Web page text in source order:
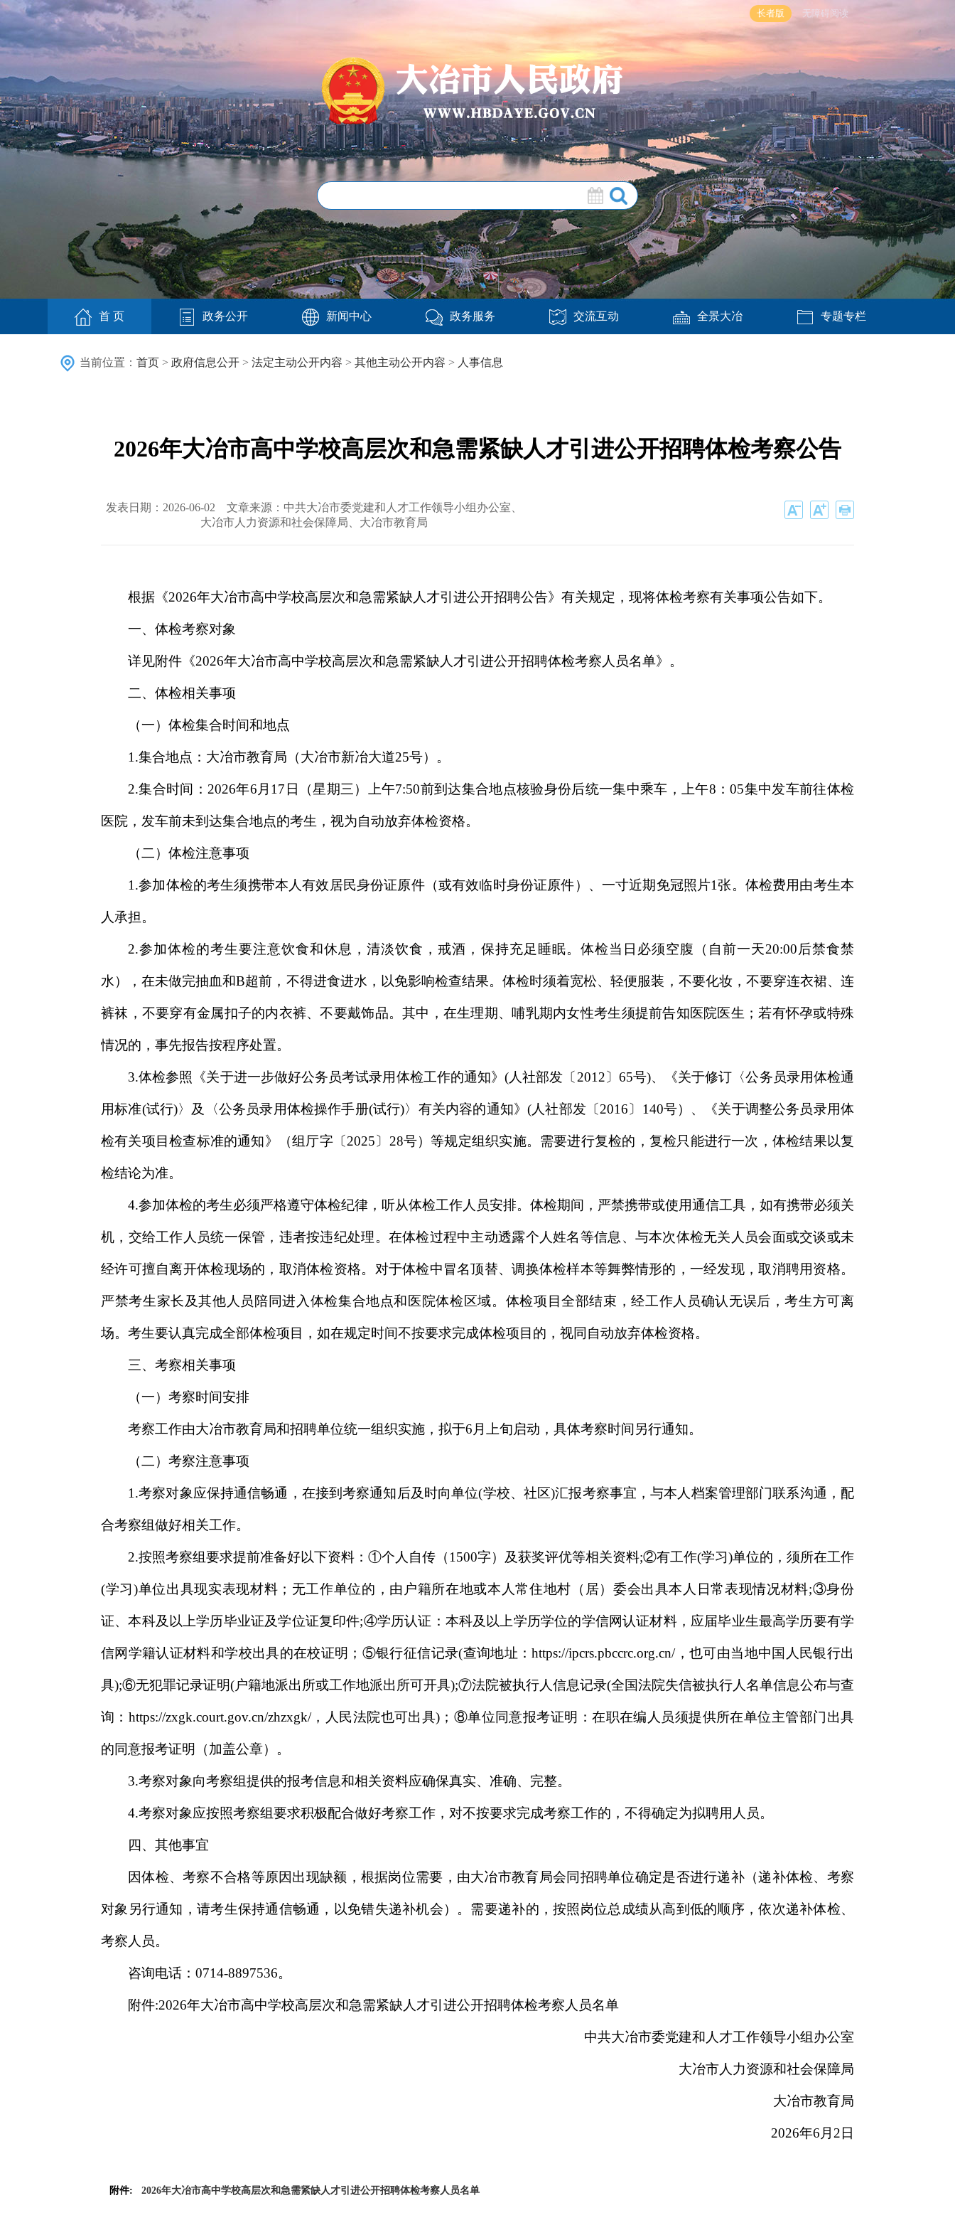
长者版 无障碍阅读
首 页 政务公开 新闻中心 政务服务 交流互动 全景大冶 专题专栏
当前位置： 首页 > 政府信息公开 > 法定主动公开内容 > 其他主动公开内容 > 人事信息
2026年大冶市高中学校高层次和急需紧缺人才引进公开招聘体检考察公告
发表日期：2026-06-02 文章来源：中共大冶市委党建和人才工作领导小组办公室、
大冶市人力资源和社会保障局、大冶市教育局
根据《2026年大冶市高中学校高层次和急需紧缺人才引进公开招聘公告》有关规定，现将体检考察有关事项公告如下。
一、体检考察对象
详见附件《2026年大冶市高中学校高层次和急需紧缺人才引进公开招聘体检考察人员名单》。
二、体检相关事项
（一）体检集合时间和地点
1.集合地点：大冶市教育局（大冶市新冶大道25号）。
2.集合时间：2026年6月17日（星期三）上午7:50前到达集合地点核验身份后统一集中乘车，上午8：05集中发车前往体检
医院，发车前未到达集合地点的考生，视为自动放弃体检资格。
（二）体检注意事项
1.参加体检的考生须携带本人有效居民身份证原件（或有效临时身份证原件）、一寸近期免冠照片1张。体检费用由考生本
人承担。
2.参加体检的考生要注意饮食和休息，清淡饮食，戒酒，保持充足睡眠。体检当日必须空腹（自前一天20:00后禁食禁
水），在未做完抽血和B超前，不得进食进水，以免影响检查结果。体检时须着宽松、轻便服装，不要化妆，不要穿连衣裙、连
裤袜，不要穿有金属扣子的内衣裤、不要戴饰品。其中，在生理期、哺乳期内女性考生须提前告知医院医生；若有怀孕或特殊
情况的，事先报告按程序处置。
3.体检参照《关于进一步做好公务员考试录用体检工作的通知》(人社部发〔2012〕65号)、《关于修订〈公务员录用体检通
用标准(试行)〉及〈公务员录用体检操作手册(试行)〉有关内容的通知》(人社部发〔2016〕140号）、《关于调整公务员录用体
检有关项目检查标准的通知》（组厅字〔2025〕28号）等规定组织实施。需要进行复检的，复检只能进行一次，体检结果以复
检结论为准。
4.参加体检的考生必须严格遵守体检纪律，听从体检工作人员安排。体检期间，严禁携带或使用通信工具，如有携带必须关
机，交给工作人员统一保管，违者按违纪处理。在体检过程中主动透露个人姓名等信息、与本次体检无关人员会面或交谈或未
经许可擅自离开体检现场的，取消体检资格。对于体检中冒名顶替、调换体检样本等舞弊情形的，一经发现，取消聘用资格。
严禁考生家长及其他人员陪同进入体检集合地点和医院体检区域。体检项目全部结束，经工作人员确认无误后，考生方可离
场。考生要认真完成全部体检项目，如在规定时间不按要求完成体检项目的，视同自动放弃体检资格。
三、考察相关事项
（一）考察时间安排
考察工作由大冶市教育局和招聘单位统一组织实施，拟于6月上旬启动，具体考察时间另行通知。
（二）考察注意事项
1.考察对象应保持通信畅通，在接到考察通知后及时向单位(学校、社区)汇报考察事宜，与本人档案管理部门联系沟通，配
合考察组做好相关工作。
2.按照考察组要求提前准备好以下资料：①个人自传（1500字）及获奖评优等相关资料;②有工作(学习)单位的，须所在工作
(学习)单位出具现实表现材料；无工作单位的，由户籍所在地或本人常住地村（居）委会出具本人日常表现情况材料;③身份
证、本科及以上学历毕业证及学位证复印件;④学历认证：本科及以上学历学位的学信网认证材料，应届毕业生最高学历要有学
信网学籍认证材料和学校出具的在校证明；⑤银行征信记录(查询地址：https://ipcrs.pbccrc.org.cn/，也可由当地中国人民银行出
具);⑥无犯罪记录证明(户籍地派出所或工作地派出所可开具);⑦法院被执行人信息记录(全国法院失信被执行人名单信息公布与查
询：https://zxgk.court.gov.cn/zhzxgk/，人民法院也可出具)；⑧单位同意报考证明：在职在编人员须提供所在单位主管部门出具
的同意报考证明（加盖公章）。
3.考察对象向考察组提供的报考信息和相关资料应确保真实、准确、完整。
4.考察对象应按照考察组要求积极配合做好考察工作，对不按要求完成考察工作的，不得确定为拟聘用人员。
四、其他事宜
因体检、考察不合格等原因出现缺额，根据岗位需要，由大冶市教育局会同招聘单位确定是否进行递补（递补体检、考察
对象另行通知，请考生保持通信畅通，以免错失递补机会）。需要递补的，按照岗位总成绩从高到低的顺序，依次递补体检、
考察人员。
咨询电话：0714-8897536。
附件:2026年大冶市高中学校高层次和急需紧缺人才引进公开招聘体检考察人员名单
中共大冶市委党建和人才工作领导小组办公室
大冶市人力资源和社会保障局
大冶市教育局
2026年6月2日
附件: 2026年大冶市高中学校高层次和急需紧缺人才引进公开招聘体检考察人员名单